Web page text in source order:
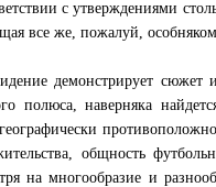
с утверждениями
все же, пожалуй,
демонстрирует
полюса, наверняка
общность
на многообразие и